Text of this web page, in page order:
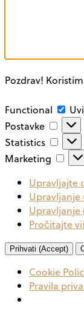
Pozdrav!
Functional
Postavke
Statistics
Marketing
Upravljajte
Upravljanje
Pročitajte
Prihvati (Accept)
Cookie
Pravila